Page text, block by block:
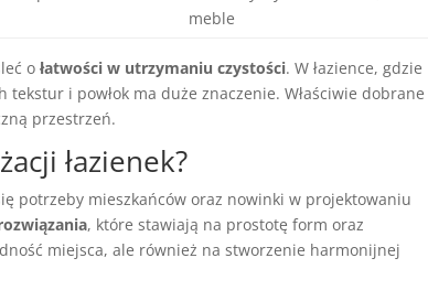
meble
ołatwości w utrzymaniu czystości. W łazience, gdzie
i powłok ma duże znaczenie. Właściwie dobrane
przestrzeń.
łazienek?
potrzeby mieszkańców oraz nowinki w projektowaniu
, które stawiają na prostotę form oraz
miejsca, ale również na stworzenie harmonijnej